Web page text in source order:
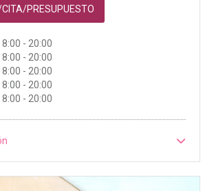
PRESUPUESTO
8:00 - 20:00
8:00 - 20:00
8:00 - 20:00
8:00 - 20:00
8:00 - 20:00